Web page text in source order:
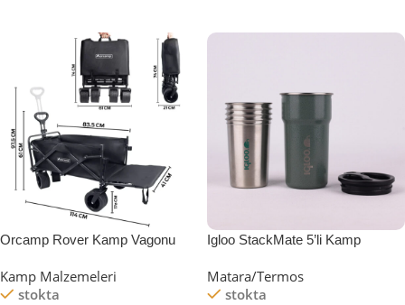
Orcamp Rover Kamp Vagonu
Kamp Malzemeleri
stokta
Igloo StackMate 5’li Kamp
Matara/Termos
stokta